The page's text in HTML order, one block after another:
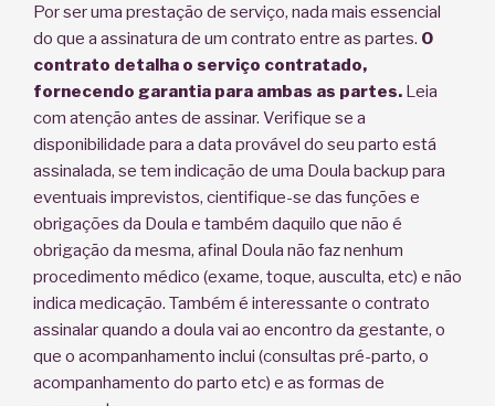
Por ser uma prestação de serviço, nada mais essencial
do que a assinatura de um contrato entre as partes. O
contrato detalha o serviço contratado,
fornecendo garantia para ambas as partes. Leia
com atenção antes de assinar. Verifique se a
disponibilidade para a data provável do seu parto está
assinalada, se tem indicação de uma Doula backup para
eventuais imprevistos, cientifique-se das funções e
obrigações da Doula e também daquilo que não é
obrigação da mesma, afinal Doula não faz nenhum
procedimento médico (exame, toque, ausculta, etc) e não
indica medicação. Também é interessante o contrato
assinalar quando a doula vai ao encontro da gestante, o
que o acompanhamento inclui (consultas pré-parto, o
acompanhamento do parto etc) e as formas de